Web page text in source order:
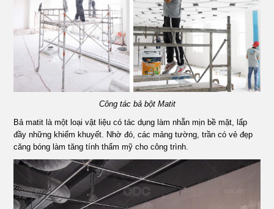
Công tác bả bột Matit
Bả matit là một loại vật liệu có tác dụng làm nhẵn mịn bề mặt, lấp
đầy những khiếm khuyết. Nhờ đó, các mảng tường, trần có vẻ đẹp
căng bóng làm tăng tính thẩm mỹ cho công trình.